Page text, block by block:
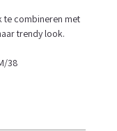
te combineren met
trendy look.
38